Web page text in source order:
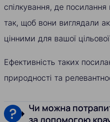
спілкування, де
так, щоб вони виглядали
цінними для вашої
Ефективність таких
природності та
Чи можна